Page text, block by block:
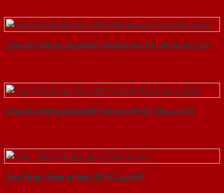
Cửa Gỗ Chống Cháy MDF Melamine P1 van kem-SGD
Cửa Gỗ Chống Cháy MDF Veneer P1G1 Sồi-a-SGD
Cửa Thép Chống Cháy 2P1G2-a-SGD